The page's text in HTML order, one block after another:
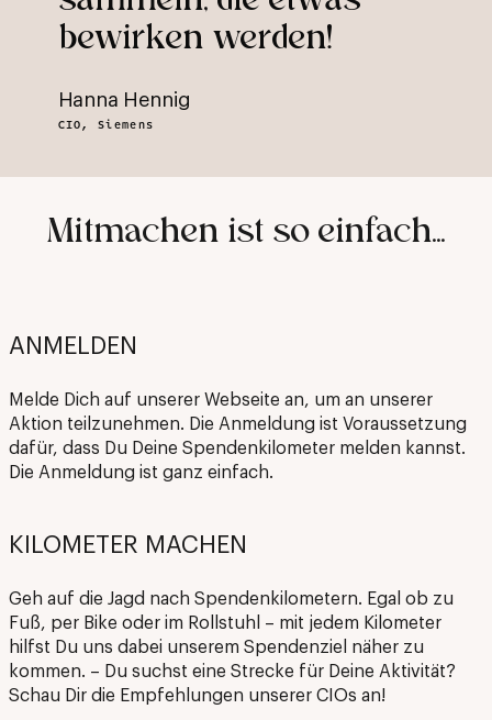
bewirken werden!
Hanna Hennig
CIO, Siemens
Mitmachen ist so einfach...
ANMELDEN
Melde Dich auf unserer Webseite an, um an unserer
Aktion teilzunehmen. Die Anmeldung ist Voraussetzung
dafür, dass Du Deine Spendenkilometer melden kannst.
Die Anmeldung ist ganz einfach.
KILOMETER MACHEN
Geh auf die Jagd nach Spendenkilometern. Egal ob zu
Fuß, per Bike oder im Rollstuhl – mit jedem Kilometer
hilfst Du uns dabei unserem Spendenziel näher zu
kommen. – Du suchst eine Strecke für Deine Aktivität?
Schau Dir die Empfehlungen unserer CIOs an!